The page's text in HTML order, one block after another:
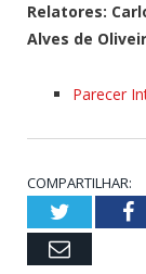
Relatores:
Alves de
Parecer
COMPARTILHAR:
Twitter
Email